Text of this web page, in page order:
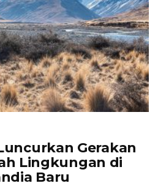
Gerakan
Lingkungan di
Baru